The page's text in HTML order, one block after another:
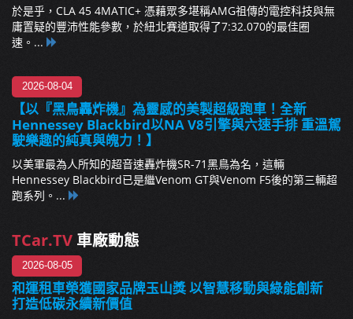
於是乎，CLA 45 4MATIC+ 憑藉眾多堪稱AMG祖傳的電控科技與無
庸置疑的豐沛性能參數，於紐北賽道取得了7:32.070的最佳圈
速。...
2026-08-04
【以『黑鳥轟炸機』為靈感的美製超級跑車！全新
Hennessey Blackbird以NA V8引擎與六速手排 重溫駕
駛樂趣的純真與魄力！】
以美軍最為人所知的超音速轟炸機SR-71黑鳥為名，這輛
Hennessey Blackbird已是繼Venom GT與Venom F5後的第三輛超
跑系列。...
TCar.TV 車廠動態
2026-08-05
和運租車榮獲國家品牌玉山獎 以智慧移動與綠能創新
打造低碳永續新價值